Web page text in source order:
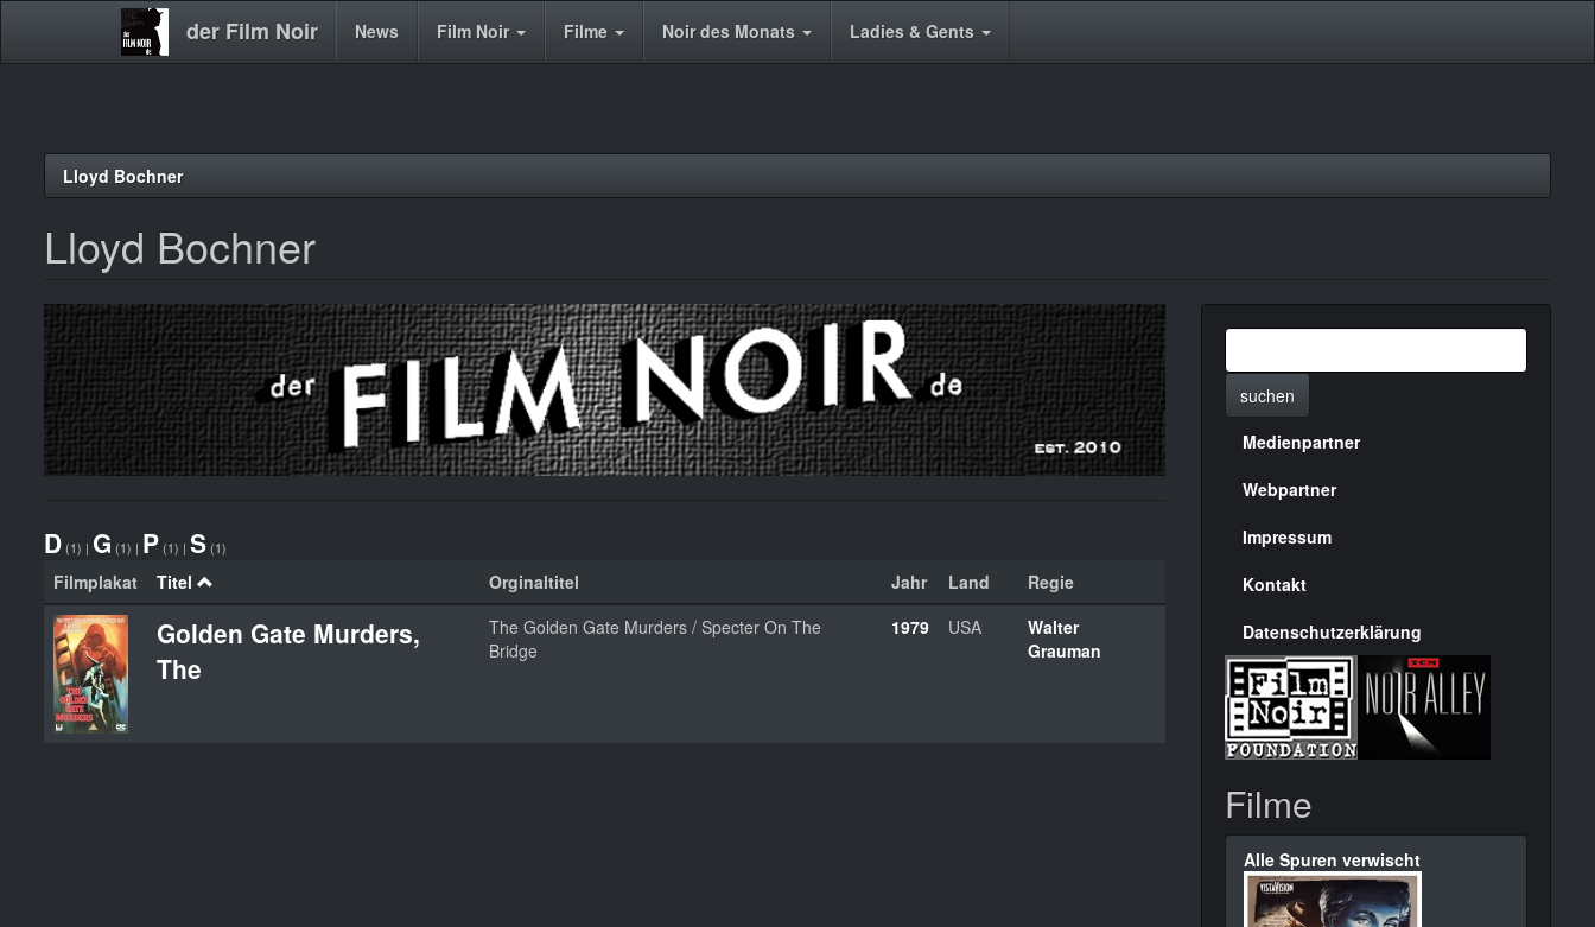
der Film Noir
Main News Film Noir Filme Noir des Monats Ladies & Gents
Lloyd Bochner
Lloyd Bochner
D (1) | G (1) | P (1) | S (1)
Filmplakat Titel Orginaltitel Jahr Land Regie
Golden Gate Murders,
The
The Golden Gate Murders / Specter On The
Bridge
1979 USA
Walter
Grauman
suchen
Menülinks
rechte
Seite
Medienpartner
Webpartner
Impressum
Kontakt
Datenschutzerklärung
Filme
Alle Spuren verwischt